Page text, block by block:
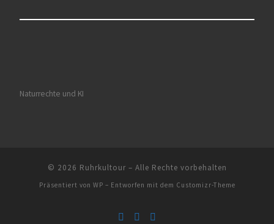
Naturrechte und KI
© 2026 Ruhrkultour– Alle Rechte vorbehalten
Präsentiert von WP – Entworfen mit dem Customizr-Theme